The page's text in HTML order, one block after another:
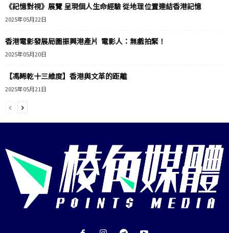
《記憶對視》展覽 呈現個人生命經驗 從地理位置連結香港記憶
2025年05月22日
香港電影發展局圖振興港產片 電影人：無戲拍緊！
2025年05月20日
【馮睎乾十三維度】香港與文革的距離
2025年05月21日